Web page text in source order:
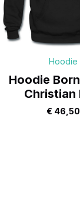
Hoodie
Hoodie
Christian
€ 46,50